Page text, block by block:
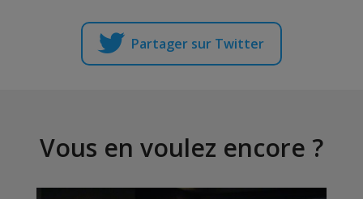
Partager sur Twitter
Vous en voulez encore ?